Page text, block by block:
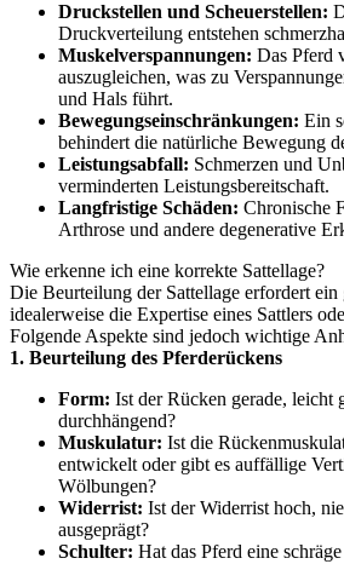
Druckstellen und Scheuerstellen:
Druckverteilung entstehen
Muskelverspannungen: Das Pferd
auszugleichen, was zu
und Hals führt.
Bewegungseinschränkungen: Ein
behindert die natürliche Bewegung
Leistungsabfall: Schmerzen und
verminderten Leistungsbereitschaft.
Langfristige Schäden: Chronische
Arthrose und andere degenerative
Wie erkenne ich eine korrekte Sattellage?
Die Beurteilung der Sattellage erfordert ein
idealerweise die Expertise eines Sattlers
Folgende Aspekte sind jedoch wichtige
1. Beurteilung des Pferderückens
Form: Ist der Rücken gerade, leicht
durchhängend?
Muskulatur: Ist die
entwickelt oder gibt es auffällige
Wölbungen?
Widerrist: Ist der Widerrist hoch,
ausgeprägt?
Schulter: Hat das Pferd eine